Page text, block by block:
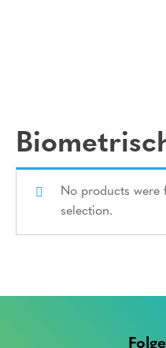
No products were
selection.